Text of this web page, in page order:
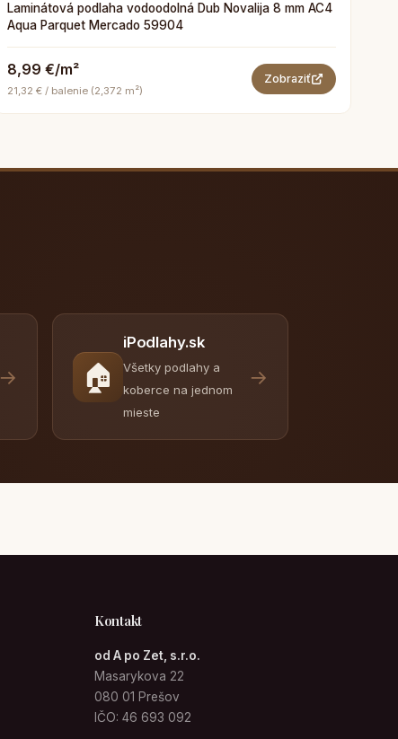
Laminátová podlaha vodoodolná Dub Novalija 8 mm AC4
Aqua Parquet Mercado 59904
8,99 €/m²
21,32 € / balenie (2,372 m²)
Zobraziť
→ 🏠
iPodlahy.sk
Všetky podlahy a
koberce na jednom
mieste
→
Kontakt
od A po Zet, s.r.o.
Masarykova 22
080 01 Prešov
IČO: 46 693 092